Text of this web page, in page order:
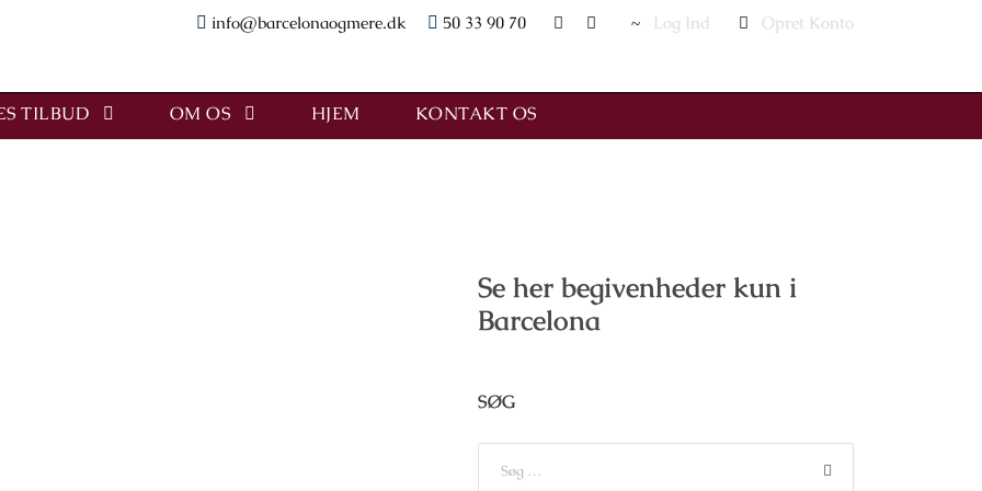
info@barcelonaogmere.dk 50 33 90 70 Log Ind Opret Konto
TILBUD OM OS HJEM KONTAKT OS
Se her begivenheder kun i
Barcelona
SØG